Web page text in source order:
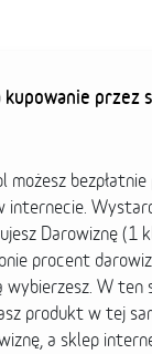
kupowanie przez
możesz
internecie.
Darowiznę (1
procent
wybierzesz. W ten
produkt w tej
a sklep